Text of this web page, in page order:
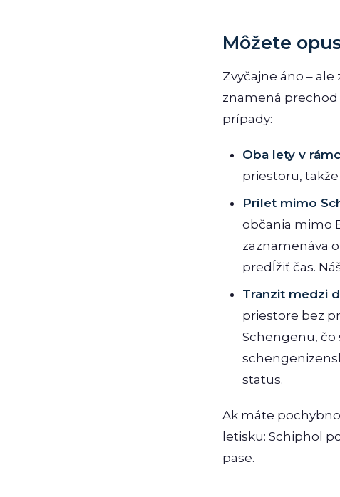
Môžete
Zvyčajne áno –
znamená
prípady:
Oba lety v
priestoru,
Prílet mimo
občania mimo
zaznamenáva
predĺžiť čas.
Tranzit medzi
priestore bez
Schengenu, čo
status.
Ak máte
letisku: Schiphol
pase.